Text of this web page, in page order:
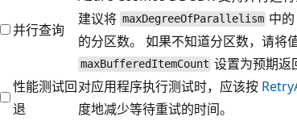
并行查询
建议将 maxDegreeOfParallelism 中的
的分区数。 如果不知道分区数，请将
maxBufferedItemCount 设置为预期返
性能测试回
退
对应用程序执行测试时，应该按
度地减少等待重试的时间。